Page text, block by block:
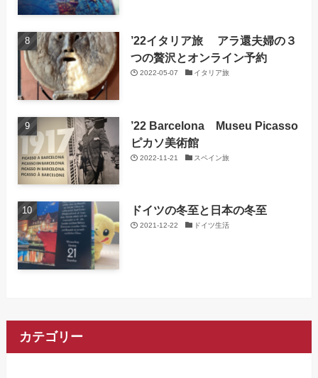
’22イタリア旅 アラ還夫婦の３
つの贅沢とオンライン予約
2022-05-07 イタリア旅
’22 Barcelona Museu Picasso
ピカソ美術館
2022-11-21 スペイン旅
ドイツの冬至と日本の冬至
2021-12-22 ドイツ生活
カテゴリー